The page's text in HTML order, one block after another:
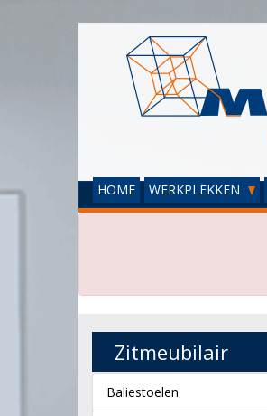
HOME WERKPLEKKEN
Zitmeubilair
Baliestoelen